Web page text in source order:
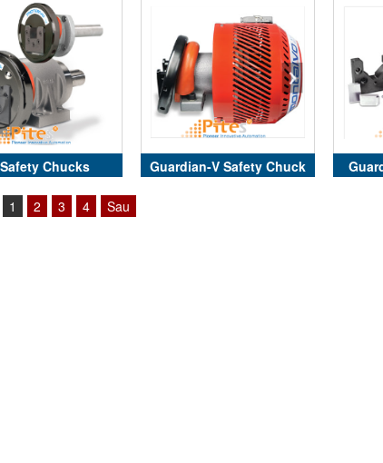
Chucks
Guardian-V Safety Chuck
1 2 3 4 Sau